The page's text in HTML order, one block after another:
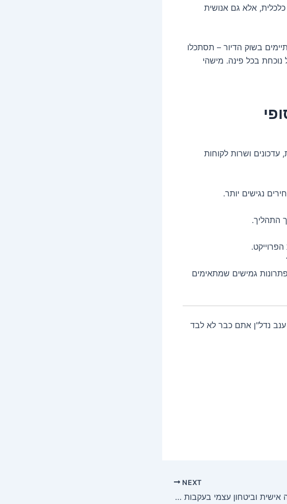
אלא גם אנושית
בשוק הדיור – תסתכלו
בכל פינה. מישהי
ושרות לקוחות
נגישים יותר.
התהליך.
גמישים שמתאימים
נדל"ן אתם כבר לא לבד
NEXT
העצמה אישית וביטחון עצמי בעקבות סיום עבודה אקדמית – למה זה כל כך משנה?